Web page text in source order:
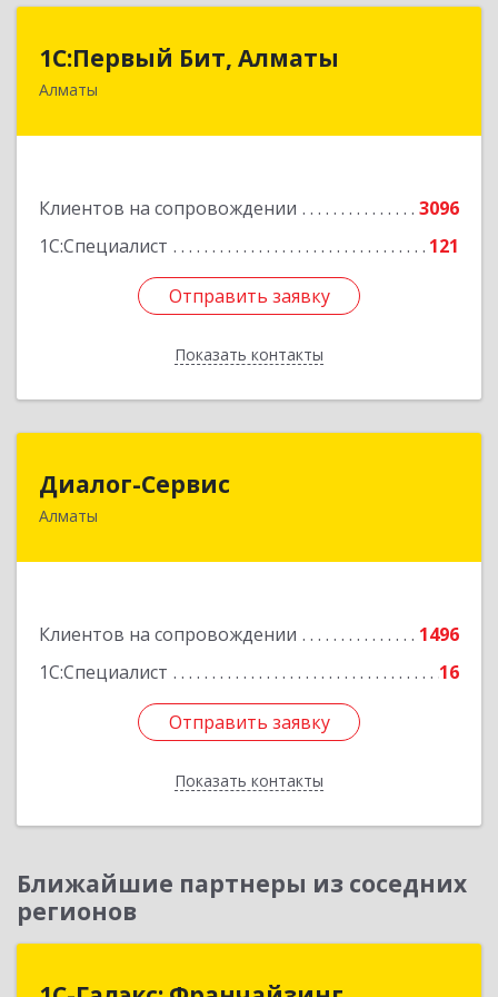
1С:Первый Бит, Алматы
Алматы
Клиентов на сопровождении
3096
1С:Специалист
121
Отправить заявку
Показать контакты
1С:Первый Бит, Алматы
050046, Казахстан, Алматы,ул. Сатпаева, д. 90/1,
Отправить заявку
Назад
Диалог-Сервис
Алматы
Клиентов на сопровождении
1496
1С:Специалист
16
Отправить заявку
Показать контакты
050057, Республика Казахстан, г. Алматы, ул.
Отправить заявку
Назад
Ближайшие партнеры из соседних
регионов
1С-Галэкс: Франчайзинг